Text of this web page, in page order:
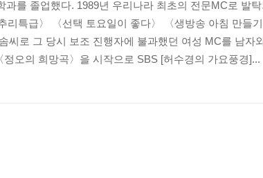
과를 졸업했다. 1989년 우리나라 최초의 전문MC로 발
리특급〉 〈선택 토요일이 좋다〉 〈생방송 아침 만들
씨로 그 당시 보조 진행자에 불과했던 여성 MC를 남자
오의 희망곡〉을 시작으로 SBS [허수경의 가요풍경]...